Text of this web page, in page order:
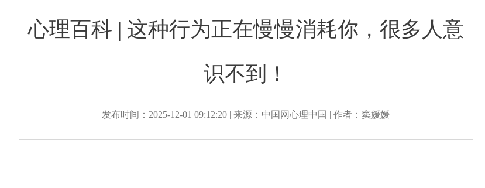
心理百科 | 这种行为正在慢慢消耗你，很多人意
识不到！
发布时间：2025-12-01 09:12:20 | 来源：中国网心理中国 | 作者：窦媛媛